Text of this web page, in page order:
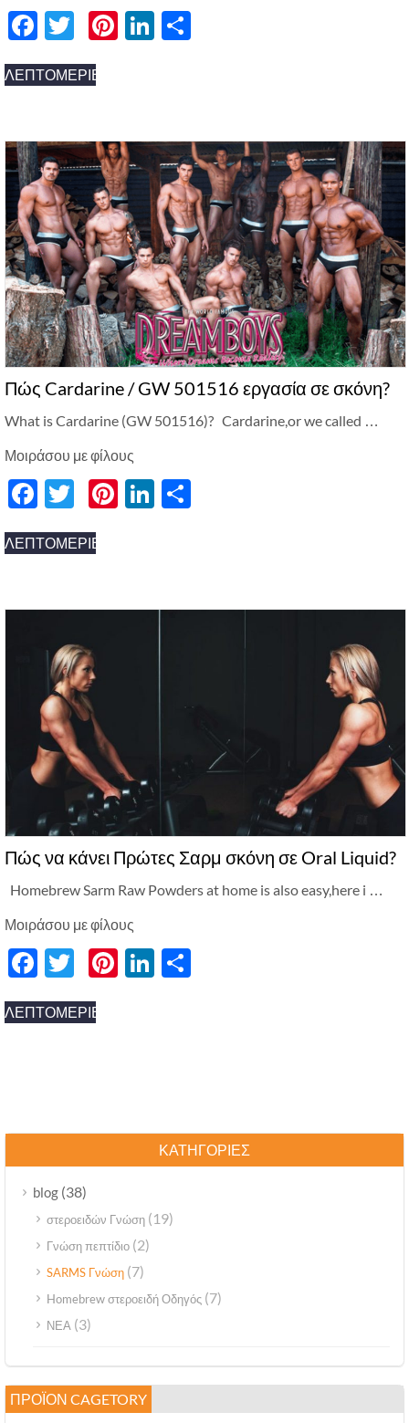
Facebook
Twitter
Pinterest
LinkedIn
ΛΕΠΤΟΜΈΡΙΕΣ
Πώς Cardarine / GW 501516 εργασία σε σκόνη?
What is Cardarine (GW 501516)? Cardarine,or we called …
Μοιράσου με φίλους
Facebook
Twitter
Pinterest
LinkedIn
ΛΕΠΤΟΜΈΡΙΕΣ
Πώς να κάνει Πρώτες Σαρμ σκόνη σε Oral Liquid?
Homebrew Sarm Raw Powders at home is also easy,here i
Μοιράσου με φίλους
Facebook
Twitter
Pinterest
LinkedIn
ΛΕΠΤΟΜΈΡΙΕΣ
ΚΑΤΗΓΟΡΊΕΣ
blog (38)
στεροειδών Γνώση (19)
Γνώση πεπτίδιο (2)
SARMS Γνώση (7)
Homebrew στεροειδή Οδηγός (7)
ΝΕΑ (3)
ΠΡΟΪΌΝ CAGETORY